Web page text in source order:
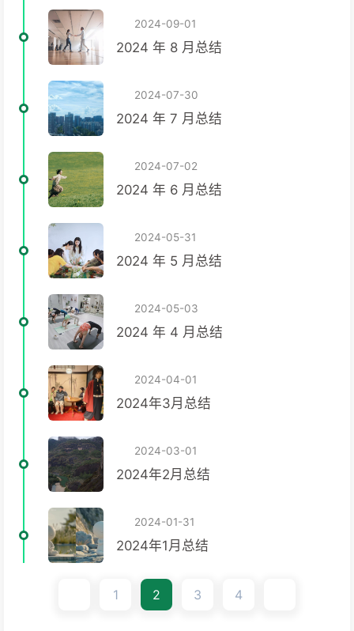
2024-09-01
2024 年 8 月总结
2024-07-30
2024 年 7 月总结
2024-07-02
2024 年 6 月总结
2024-05-31
2024 年 5 月总结
2024-05-03
2024 年 4 月总结
2024-04-01
2024年3月总结
2024-03-01
2024年2月总结
2024-01-31
2024年1月总结
1 2 3 4